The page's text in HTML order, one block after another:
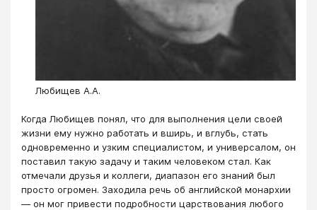
Любищев А.А.
Когда Любищев понял, что для выполнения цели своей
жизни ему нужно работать и вширь, и вглубь, стать
одновременно и узким специалистом, и универсалом, он
поставил такую задачу и таким человеком стал. Как
отмечали друзья и коллеги, диапазон его знаний был
просто огромен. Заходила речь об английской монархии
— он мог привести подробности царствования любого